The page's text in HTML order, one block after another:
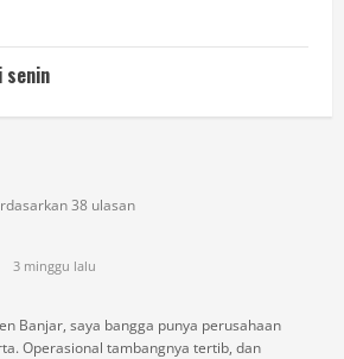
senin
38 ulasan
3 minggu lalu
Banjar, saya bangga punya perusahaan
Operasional tambangnya tertib, dan